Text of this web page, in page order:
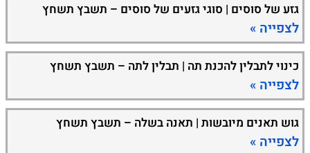
גזע של סוסים | סוגי גזעים של סוסים – תשבץ תשחץ
לצפייה »
כינוי לתבלין להכנת תה | תבלין לתה – תשבץ תשחץ
לצפייה »
גוש תאנים מיובשות | תאנה בשלה – תשבץ תשחץ
לצפייה »